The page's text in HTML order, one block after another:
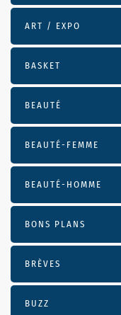
ART / EXPO
BASKET
BEAUTÉ
BEAUTÉ-FEMME
BEAUTÉ-HOMME
BONS PLANS
BRÈVES
BUZZ